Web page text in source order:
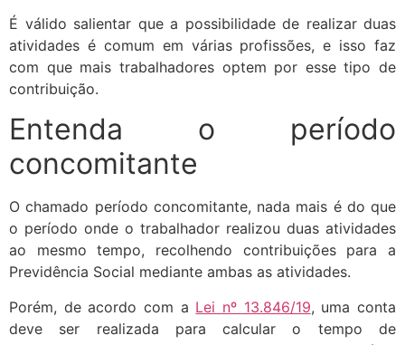
É válido salientar que a possibilidade de realizar duas
atividades é comum em várias profissões, e isso faz
com que mais trabalhadores optem por esse tipo de
contribuição.
Entenda o período
concomitante
O chamado período concomitante, nada mais é do que
o período onde o trabalhador realizou duas atividades
ao mesmo tempo, recolhendo contribuições para a
Previdência Social mediante ambas as atividades.
Porém, de acordo com a Lei nº 13.846/19, uma conta
deve ser realizada para calcular o tempo de